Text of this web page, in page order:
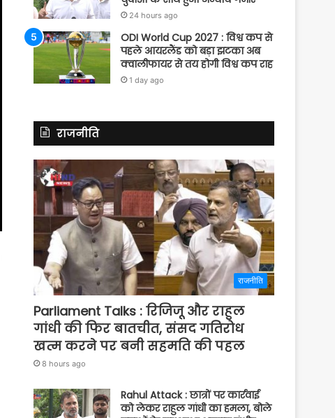
24 hours ago
ODI World Cup 2027 : विश्व कप से
पहले आयरलैंड को बड़ा झटका अब
क्वालीफायर से तय होगी विश्व कप राह
1 day ago
राजनीति
राजनीति
Parliament Talks : रिजिजू और राहुल
गांधी की फिर बातचीत, संसद गतिरोध
खत्म करने पर बनी सहमति की पहल
8 hours ago
Rahul Attack : छात्रों पर कार्रवाई
को लेकर राहुल गांधी का हमला, बोले